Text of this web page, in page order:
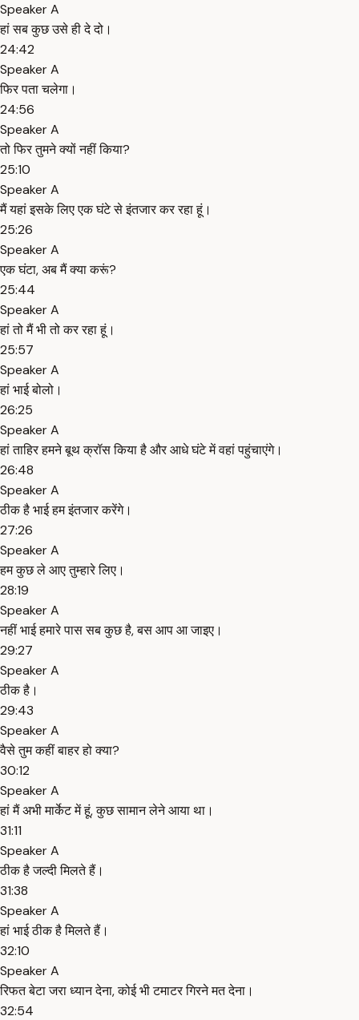
Speaker A
हां सब कुछ उसे ही दे दो।
24:42
Speaker A
फिर पता चलेगा।
24:56
Speaker A
तो फिर तुमने क्यों नहीं किया?
25:10
Speaker A
मैं यहां इसके लिए एक घंटे से इंतजार कर रहा हूं।
25:26
Speaker A
एक घंटा, अब मैं क्या करूं?
25:44
Speaker A
हां तो मैं भी तो कर रहा हूं।
25:57
Speaker A
हां भाई बोलो।
26:25
Speaker A
हां ताहिर हमने बूथ क्रॉस किया है और आधे घंटे में वहां पहुंचाएंगे।
26:48
Speaker A
ठीक है भाई हम इंतजार करेंगे।
27:26
Speaker A
हम कुछ ले आए तुम्हारे लिए।
28:19
Speaker A
नहीं भाई हमारे पास सब कुछ है, बस आप आ जाइए।
29:27
Speaker A
ठीक है।
29:43
Speaker A
वैसे तुम कहीं बाहर हो क्या?
30:12
Speaker A
हां मैं अभी मार्केट में हूं, कुछ सामान लेने आया था।
31:11
Speaker A
ठीक है जल्दी मिलते हैं।
31:38
Speaker A
हां भाई ठीक है मिलते हैं।
32:10
Speaker A
रिफत बेटा जरा ध्यान देना, कोई भी टमाटर गिरने मत देना।
32:54